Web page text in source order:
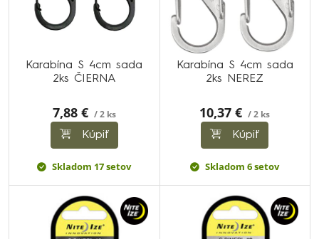
Karabína S 4cm sada
2ks ČIERNA
7,88 € / 2 ks
Kúpiť
Skladom 17 setov
Karabína S 4cm sada
2ks NEREZ
10,37 € / 2 ks
Kúpiť
Skladom 6 setov